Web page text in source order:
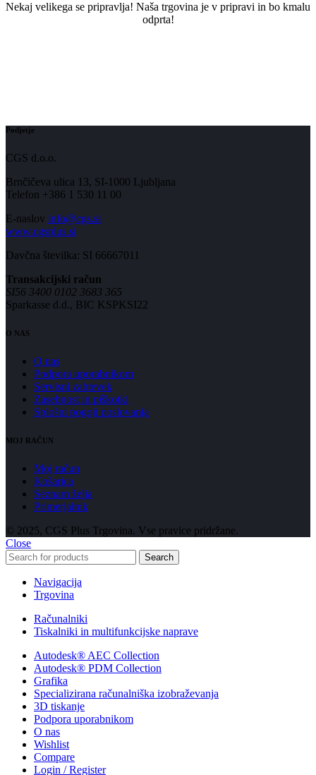
Nekaj ​​velikega se pripravlja! Naša trgovina je v pripravi in ​​bo kmalu
odprta!
Podjetje
CGS d.o.o.
Brnčičeva ulica 13, SI-1000 Ljubljana
Telefon +386 1 530 11 00
E-naslov info@cgs.si
www.cgsplus.si
Davčna številka: SI 66667011
Transakcijski račun
SI56 3400 0102 3683 365
Sparkasse d.d., BIC KSPKSI22
O NAS
O nas
Podpora uporabnikom
Servisni zahtevek
Zasebnost in piškotki
Splošni pogoji poslovanja
MOJ RAČUN
Moj račun
Košarica
Seznam želja
Primerjalnik
© 2025, CGS Plus Trgovina. Vse pravice pridržane.
Close
Search
Navigacija
Trgovina
Računalniki
Tiskalniki in multifunkcijske naprave
Autodesk® AEC Collection
Autodesk® PDM Collection
Grafika
Specializirana računalniška izobraževanja
3D tiskanje
Podpora uporabnikom
O nas
Wishlist
Compare
Login / Register